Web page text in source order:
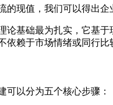
现值，我们可以得出
论基础最为扎实，它
赖于市场情绪或同行比
可以分为五个核心步骤：